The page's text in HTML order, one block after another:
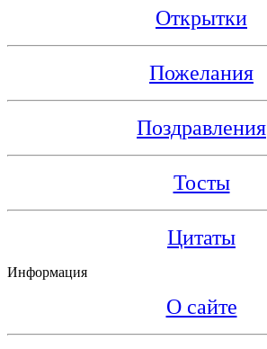
Открытки
Пожелания
Поздравления
Тосты
Цитаты
Информация
О сайте